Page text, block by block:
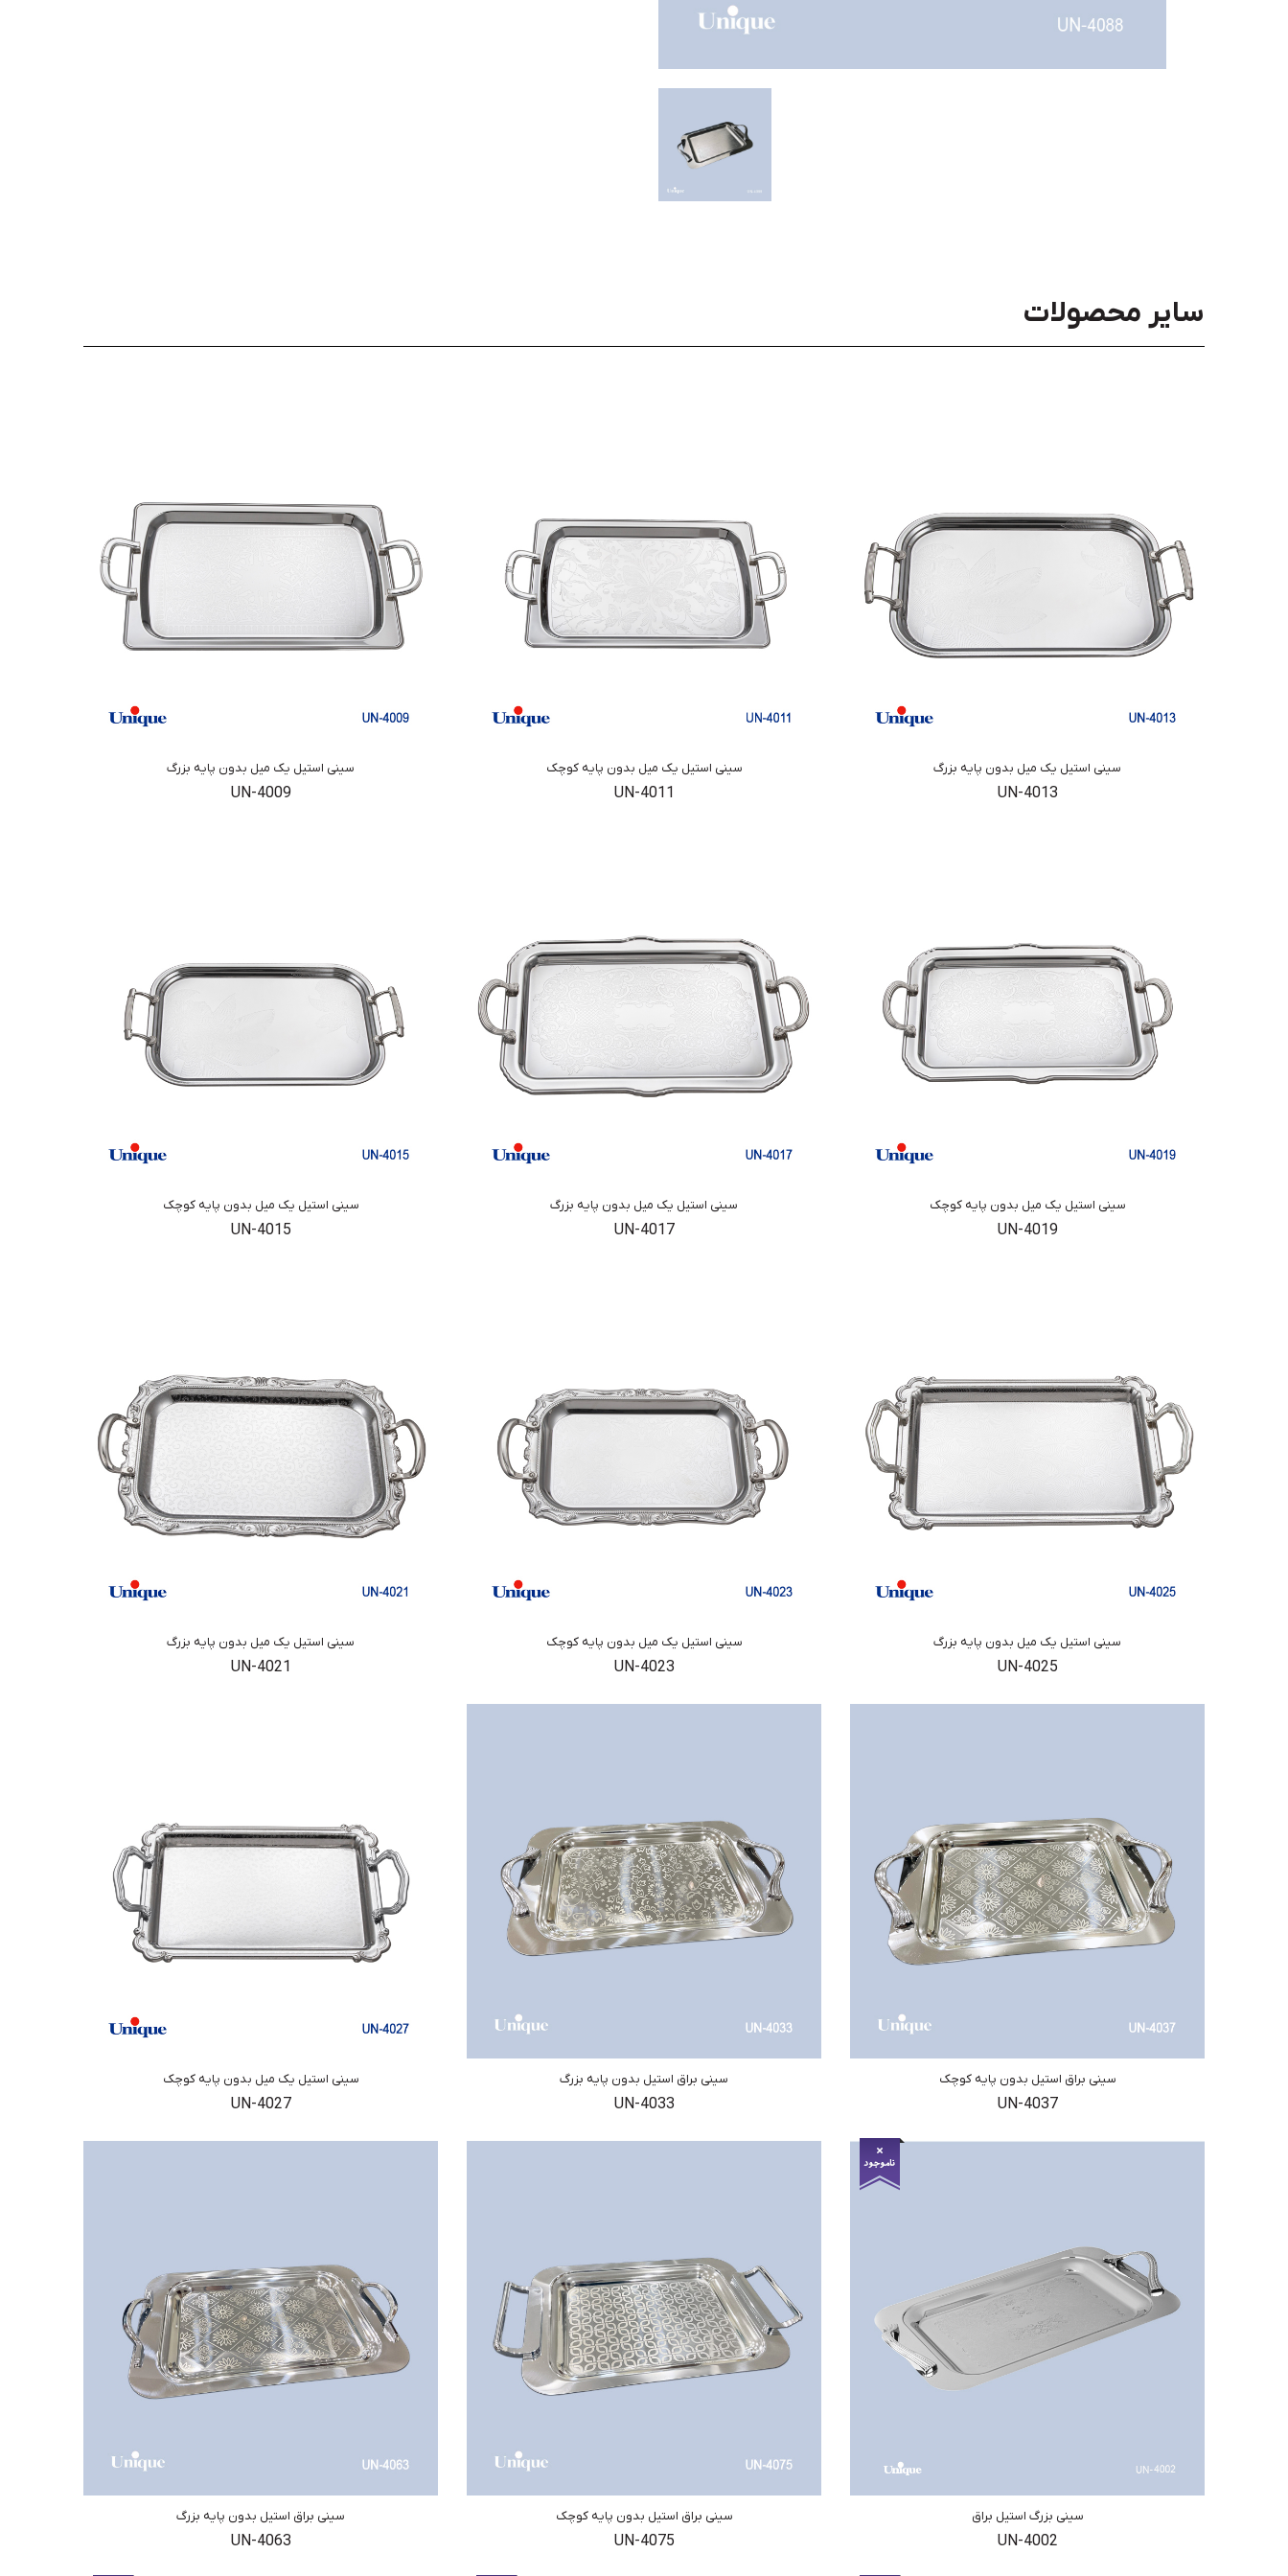
سایر محصولات
سینی استیل یک میل بدون پایه بزرگ
UN-4009
سینی استیل یک میل بدون پایه کوچک
UN-4011
سینی استیل یک میل بدون پایه بزرگ
UN-4013
سینی استیل یک میل بدون پایه کوچک
UN-4015
سینی استیل یک میل بدون پایه بزرگ
UN-4017
سینی استیل یک میل بدون پایه کوچک
UN-4019
سینی استیل یک میل بدون پایه بزرگ
UN-4021
سینی استیل یک میل بدون پایه کوچک
UN-4023
سینی استیل یک میل بدون پایه بزرگ
UN-4025
سینی استیل یک میل بدون پایه کوچک
UN-4027
سینی براق استیل بدون پایه بزرگ
UN-4033
سینی براق استیل بدون پایه کوچک
UN-4037
سینی براق استیل بدون پایه بزرگ
UN-4063
سینی براق استیل بدون پایه کوچک
UN-4075
سینی بزرگ استیل براق
UN-4002